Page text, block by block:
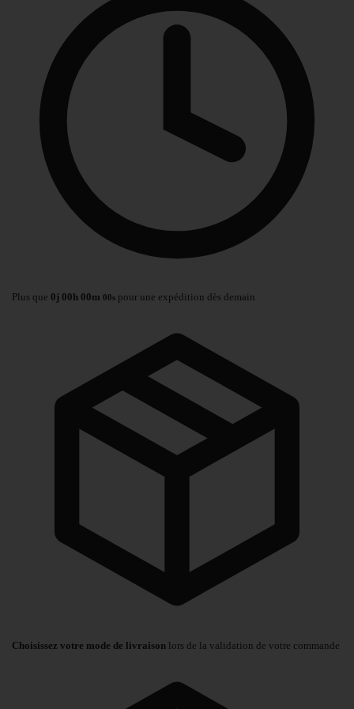
Plus que 0j 00h 00m 00s pour une expédition dès demain
Choisissez votre mode de livraison lors de la validation de votre commande